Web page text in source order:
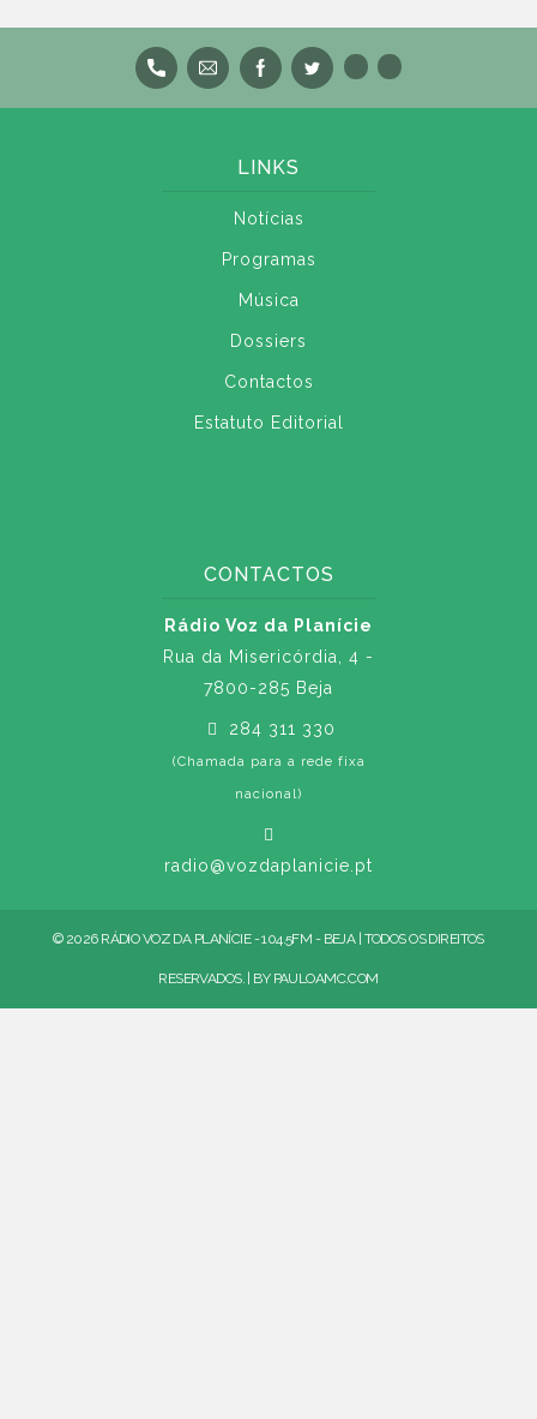
LINKS
Notícias
Programas
Música
Dossiers
Contactos
Estatuto Editorial
CONTACTOS
Rádio Voz da Planície
Rua da Misericórdia, 4 -
7800-285 Beja
284 311 330
(Chamada para a rede fixa
nacional)
radio@vozdaplanicie.pt
© 2026 RÁDIO VOZ DA PLANÍCIE - 104.5FM - BEJA | TODOS OS DIREITOS
RESERVADOS. | BY PAULOAMC.COM